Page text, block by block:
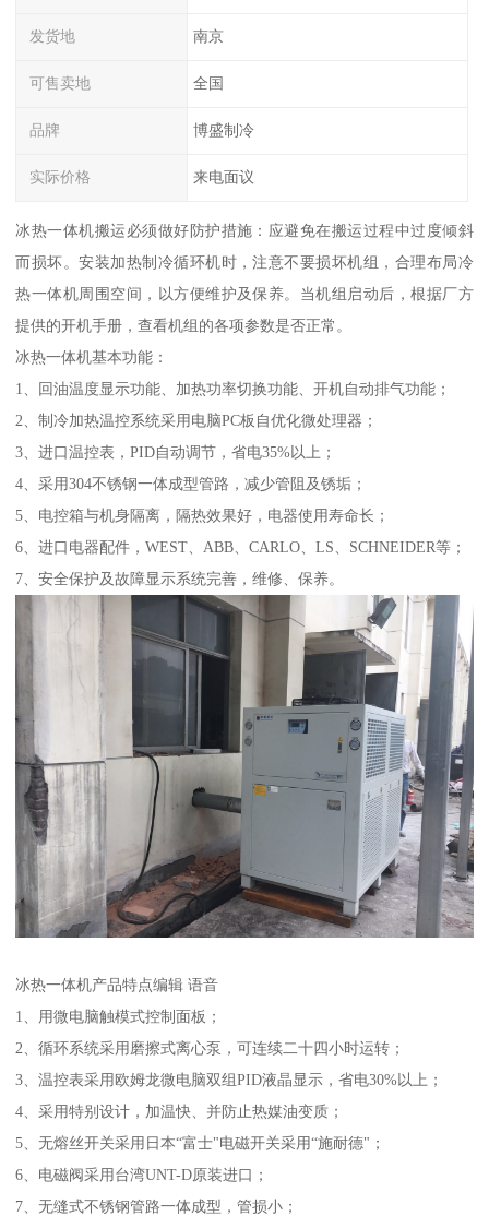
发货地 南京
可售卖地 全国
品牌 博盛制冷
实际价格 来电面议
冰热一体机搬运必须做好防护措施：应避免在搬运过程中过度倾斜
而损坏。安装加热制冷循环机时，注意不要损坏机组，合理布局冷
热一体机周围空间，以方便维护及保养。当机组启动后，根据厂方
提供的开机手册，查看机组的各项参数是否正常。
冰热一体机基本功能：
1、回油温度显示功能、加热功率切换功能、开机自动排气功能；
2、制冷加热温控系统采用电脑PC板自优化微处理器；
3、进口温控表，PID自动调节，省电35%以上；
4、采用304不锈钢一体成型管路，减少管阻及锈垢；
5、电控箱与机身隔离，隔热效果好，电器使用寿命长；
6、进口电器配件，WEST、ABB、CARLO、LS、SCHNEIDER等；
7、安全保护及故障显示系统完善，维修、保养。
冰热一体机产品特点编辑 语音
1、用微电脑触模式控制面板；
2、循环系统采用磨擦式离心泵，可连续二十四小时运转；
3、温控表采用欧姆龙微电脑双组PID液晶显示，省电30%以上；
4、采用特别设计，加温快、并防止热媒油变质；
5、无熔丝开关采用日本“富士"电磁开关采用“施耐德"；
6、电磁阀采用台湾UNT-D原装进口；
7、无缝式不锈钢管路一体成型，管损小；